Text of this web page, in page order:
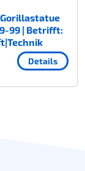
99 | Betrifft:
Details